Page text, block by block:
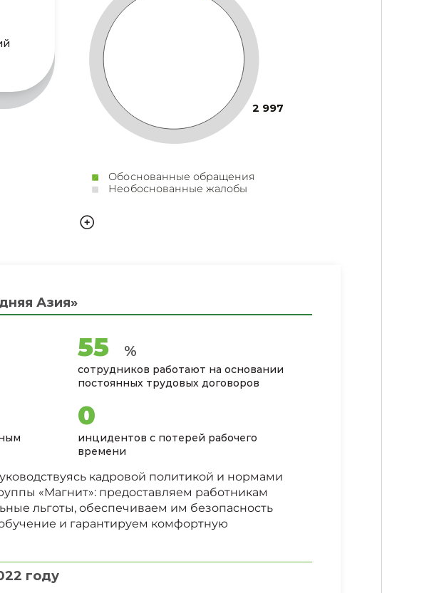
Обоснованные обращения
Необоснованные жалобы
2 997
Азия»
72 %
сотрудников работают на основании
постоянных трудовых договоров
0
инцидентов с потерей рабочего
времени
кадровой политикой и нормами
«Магнит»: предоставляем работникам
льготы, обеспечиваем им безопасность
и гарантируем комфортную
году